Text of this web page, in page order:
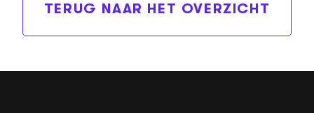
TERUG NAAR HET OVERZICHT